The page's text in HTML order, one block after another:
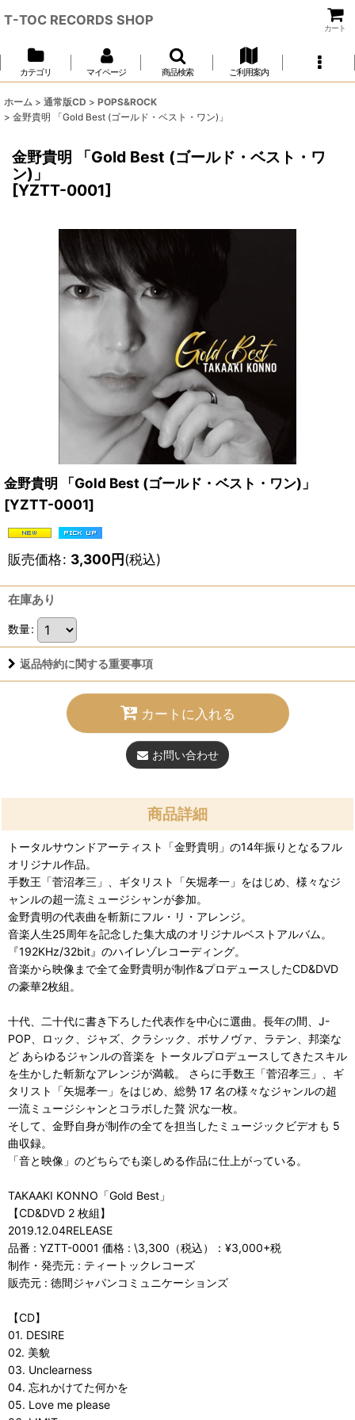
T-TOC RECORDS SHOP
カート
カテゴリ マイページ 商品検索 ご利用案内
ホーム > 通常版CD > POPS&ROCK
> 金野貴明 「Gold Best (ゴールド・ベスト・ワン)」
金野貴明 「Gold Best (ゴールド・ベスト・ワ
ン)」
[YZTT-0001]
金野貴明 「Gold Best (ゴールド・ベスト・ワン)」
[YZTT-0001]
販売価格: 3,300円(税込)
在庫あり
数量:
返品特約に関する重要事項
カートに入れる
お問い合わせ
商品詳細
トータルサウンドアーティスト「金野貴明」の14年振りとなるフル
オリジナル作品。
手数王「菅沼孝三」、ギタリスト「矢堀孝一」をはじめ、様々なジ
ャンルの超一流ミュージシャンが参加。
金野貴明の代表曲を斬新にフル・リ・アレンジ。
音楽人生25周年を記念した集大成のオリジナルベストアルバム。
『192KHz/32bit』のハイレゾレコーディング。
音楽から映像まで全て金野貴明が制作&プロデュースしたCD&DVD
の豪華2枚組。
十代、二十代に書き下ろした代表作を中心に選曲。長年の間、J-
POP、ロック、ジャズ、クラシック、ボサノヴァ、ラテン、邦楽な
ど あらゆるジャンルの音楽を トータルプロデュースしてきたスキル
を生かした斬新なアレンジが満載。 さらに手数王「菅沼孝三」、ギ
タリスト「矢堀孝一」をはじめ、総勢 17 名の様々なジャンルの超
一流ミュージシャンとコラボした贅 沢な一枚。
そして、金野自身が制作の全てを担当したミュージックビデオも 5
曲収録。
「音と映像」のどちらでも楽しめる作品に仕上がっている。
TAKAAKI KONNO「Gold Best」
【CD&DVD 2 枚組】
2019.12.04RELEASE
品番 : YZTT-0001 価格 : \3,300（税込）：¥3,000+税
制作・発売元 : ティートックレコーズ
販売元 : 徳間ジャパンコミュニケーションズ
【CD】
01. DESIRE
02. 美貌
03. Unclearness
04. 忘れかけてた何かを
05. Love me please